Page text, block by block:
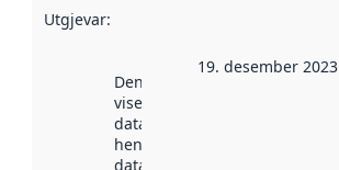
Utgjevar:
Denne datoen
viser når
datasettet vart
henta inn av
data.norge.no.
19. desember 2023